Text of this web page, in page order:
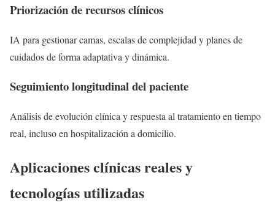
Priorización de recursos clínicos
IA para gestionar camas, escalas de complejidad y planes de
cuidados de forma adaptativa y dinámica.
Seguimiento longitudinal del paciente
Análisis de evolución clínica y respuesta al tratamiento en tiempo
real, incluso en hospitalización a domicilio.
Aplicaciones clínicas reales y
tecnologías utilizadas